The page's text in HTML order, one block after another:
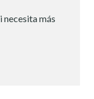
necesita más